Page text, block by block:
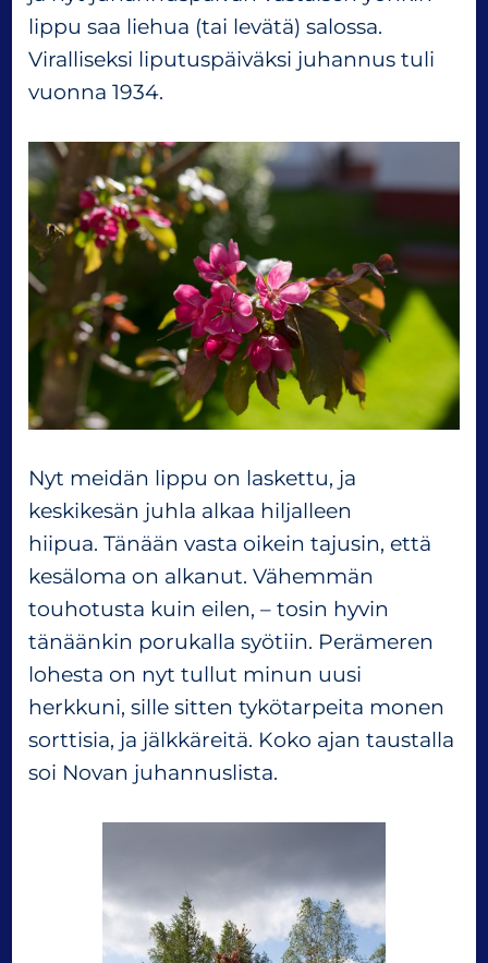
lippu saa liehua (tai levätä) salossa.
Viralliseksi liputuspäiväksi juhannus tuli
vuonna 1934.
Nyt meidän lippu on laskettu, ja
keskikesän juhla alkaa hiljalleen
hiipua. Tänään vasta oikein tajusin, että
kesäloma on alkanut. Vähemmän
touhotusta kuin eilen, – tosin hyvin
tänäänkin porukalla syötiin. Perämeren
lohesta on nyt tullut minun uusi
herkkuni, sille sitten tykötarpeita monen
sorttisia, ja jälkkäreitä. Koko ajan taustalla
soi Novan juhannuslista.